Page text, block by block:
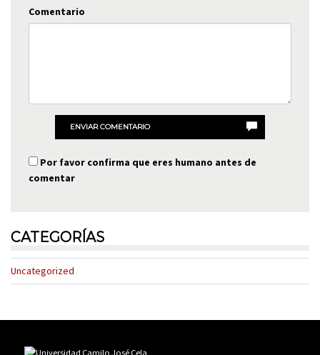
Comentario
ENVIAR COMENTARIO
Por favor confirma que eres humano antes de
comentar
CATEGORÍAS
Uncategorized